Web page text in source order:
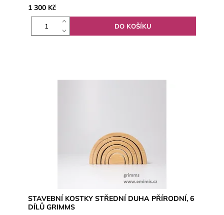
1 300 Kč
STAVEBNÍ KOSTKY STŘEDNÍ DUHA PŘÍRODNÍ, 6
DÍLŮ GRIMMS